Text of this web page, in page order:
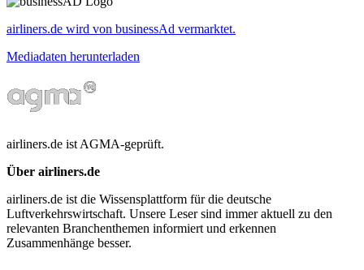
airliners.de wird von businessAd vermarktet.
Mediadaten herunterladen
airliners.de ist AGMA-geprüft.
Über airliners.de
airliners.de ist die Wissensplattform für die deutsche
Luftverkehrswirtschaft. Unsere Leser sind immer aktuell zu den
relevanten Branchenthemen informiert und erkennen
Zusammenhänge besser.